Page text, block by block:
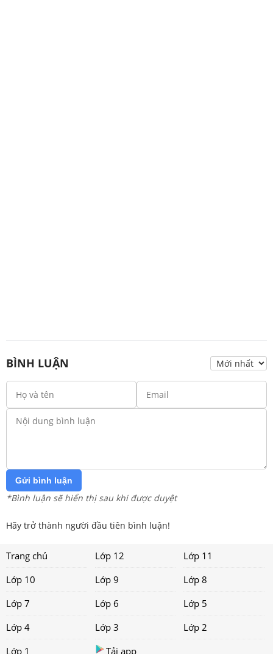
BÌNH LUẬN
Gửi bình luận
*Bình luận sẽ hiển thị sau khi được duyệt
Hãy trở thành người đầu tiên bình luận!
Trang chủ Lớp 12
Lớp 11
Lớp 10
Lớp 9
Lớp 8
Lớp 7
Lớp 6
Lớp 5
Lớp 4
Lớp 3
Lớp 2
Lớp 1
Tải app